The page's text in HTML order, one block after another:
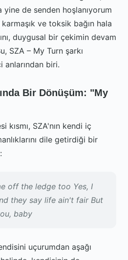
de senden hoşlanıyorum
ve toksik bağın hala
duygusal bir çekimin devam
SZA – My Turn şarkı
anlarından biri.
Bir Dönüşüm: "My
kısmı, SZA'nın kendi iç
dile getirdiği bir
off the ledge too Yes, I
they say life ain't fair But
baby
uçurumdan aşağı